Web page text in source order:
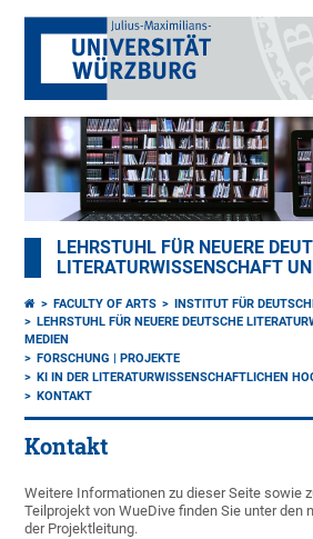
LEHRSTUHL FÜR NEUERE
LITERATURWISSENSCHAFT
FACULTY OF ARTS
INSTITUT FÜR
LEHRSTUHL FÜR NEUERE DEUTSCHE
MEDIEN
FORSCHUNG | PROJEKTE
KI IN DER LITERATURWISSENSCHAFTLICHEN
KONTAKT
Kontakt
Weitere Informationen zu dieser Seite sowie
Teilprojekt von WueDive finden Sie unter den
der Projektleitung.